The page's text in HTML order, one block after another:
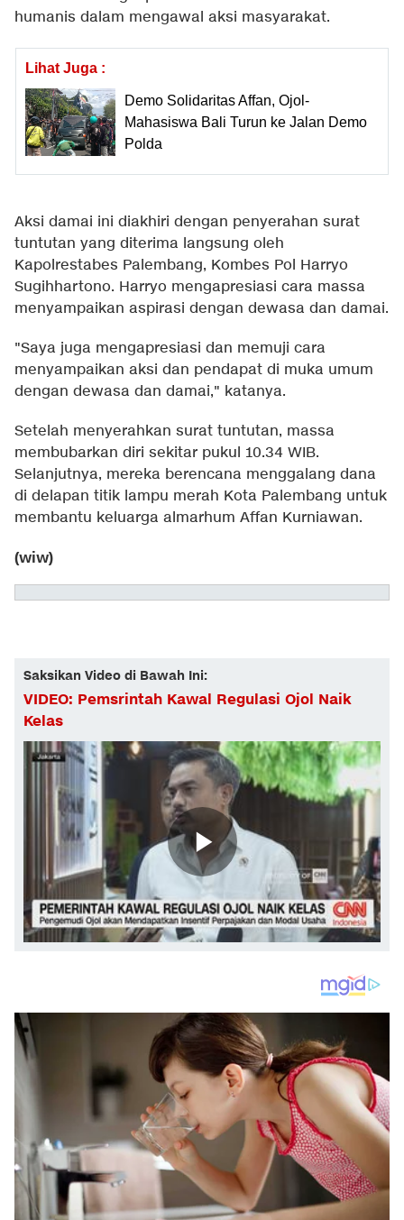
humanis dalam mengawal aksi masyarakat.
Lihat Juga :
Demo Solidaritas Affan, Ojol-
Mahasiswa Bali Turun ke Jalan Demo
Polda
Aksi damai ini diakhiri dengan penyerahan surat
tuntutan yang diterima langsung oleh
Kapolrestabes Palembang, Kombes Pol Harryo
Sugihhartono. Harryo mengapresiasi cara massa
menyampaikan aspirasi dengan dewasa dan damai.
"Saya juga mengapresiasi dan memuji cara
menyampaikan aksi dan pendapat di muka umum
dengan dewasa dan damai," katanya.
Setelah menyerahkan surat tuntutan, massa
membubarkan diri sekitar pukul 10.34 WIB.
Selanjutnya, mereka berencana menggalang dana
di delapan titik lampu merah Kota Palembang untuk
membantu keluarga almarhum Affan Kurniawan.
(wiw)
Saksikan Video di Bawah Ini:
VIDEO: Pemsrintah Kawal Regulasi Ojol Naik
Kelas